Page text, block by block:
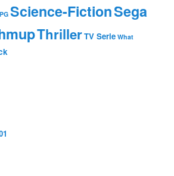
Science-FictionSega
ThrillerTV Serie What